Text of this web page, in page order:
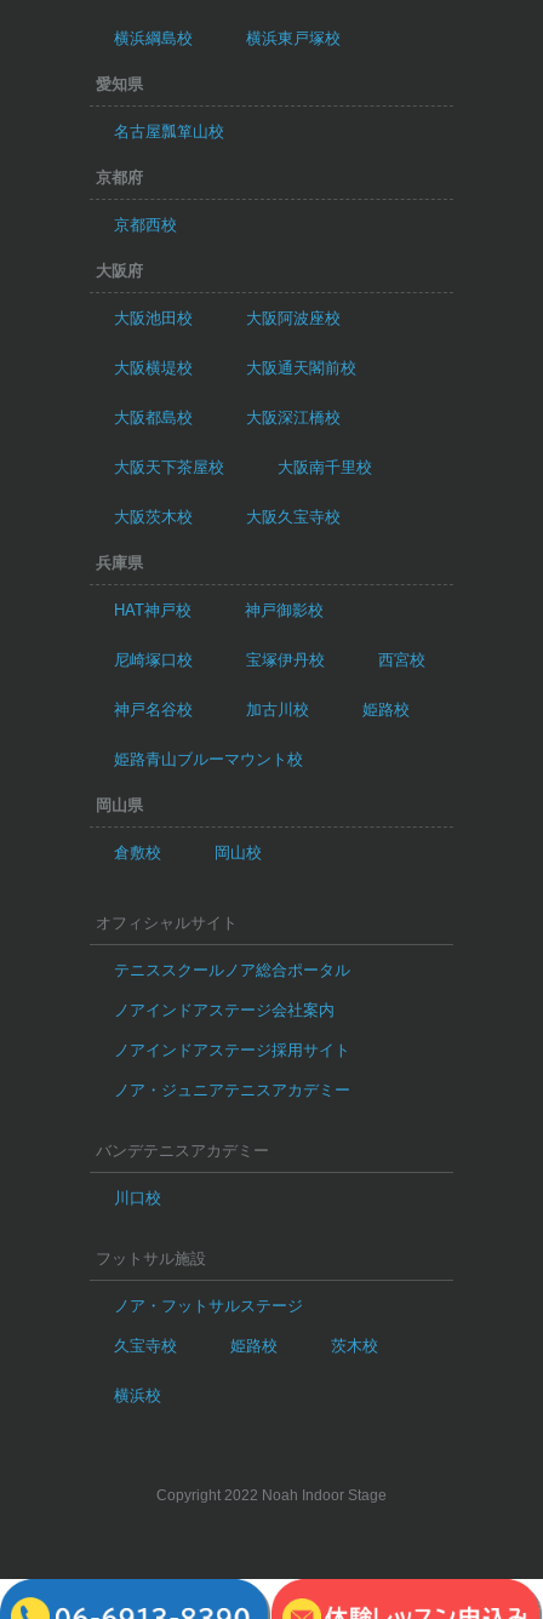
横浜綱島校 横浜東戸塚校
愛知県
名古屋瓢箪山校
京都府
京都西校
大阪府
大阪池田校 大阪阿波座校
大阪横堤校 大阪通天閣前校
大阪都島校 大阪深江橋校
大阪天下茶屋校 大阪南千里校
大阪茨木校 大阪久宝寺校
兵庫県
HAT神戸校 神戸御影校
尼崎塚口校 宝塚伊丹校 西宮校
神戸名谷校 加古川校 姫路校
姫路青山ブルーマウント校
岡山県
倉敷校 岡山校
オフィシャルサイト
テニススクールノア総合ポータル
ノアインドアステージ会社案内
ノアインドアステージ採用サイト
ノア・ジュニアテニスアカデミー
バンデテニスアカデミー
川口校
フットサル施設
ノア・フットサルステージ
久宝寺校 姫路校 茨木校
横浜校
Copyright 2022 Noah Indoor Stage